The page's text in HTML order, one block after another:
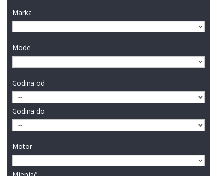
Marka
Model
Godina od
Godina do
Motor
Mjenjač